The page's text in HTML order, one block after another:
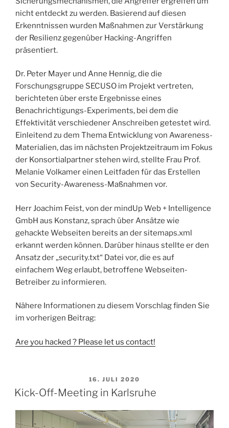
nicht entdeckt zu werden. Basierend auf diesen
Erkenntnissen wurden Maßnahmen zur Verstärkung
der Resilienz gegenüber Hacking-Angriffen
präsentiert.
Dr. Peter Mayer und Anne Hennig, die die
Forschungsgruppe SECUSO im Projekt vertreten,
berichteten über erste Ergebnisse eines
Benachrichtigungs-Experiments, bei dem die
Effektivität verschiedener Anschreiben getestet wird.
Einleitend zu dem Thema Entwicklung von Awareness-
Materialien, das im nächsten Projektzeitraum im Fokus
der Konsortialpartner stehen wird, stellte Frau Prof.
Melanie Volkamer einen Leitfaden für das Erstellen
von Security-Awareness-Maßnahmen vor.
Herr Joachim Feist, von der mindUp Web + Intelligence
GmbH aus Konstanz, sprach über Ansätze wie
gehackte Webseiten bereits an der sitemaps.xml
erkannt werden können. Darüber hinaus stellte er den
Ansatz der „security.txt“ Datei vor, die es auf
einfachem Weg erlaubt, betroffene Webseiten-
Betreiber zu informieren.
Nähere Informationen zu diesem Vorschlag finden Sie
im vorherigen Beitrag:
Are you hacked ? Please let us contact!
VERÖFFENTLICHT
16. JULI 2020
Kick-Off-Meeting in Karlsruhe